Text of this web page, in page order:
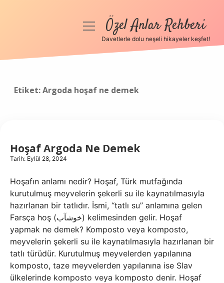
Anasayfa
menüyüÖzel Anlar Rehberi
Davetlerle dolu neşeli hikayeler keşfet!
Etiket:Argoda hoşaf ne demek
Hoşaf Argoda Ne Demek
Tarih: Eylül 28, 2024
Hoşafın anlamı nedir? Hoşaf, Türk mutfağında
kurutulmuş meyvelerin şekerli su ile kaynatılmasıyla
hazırlanan bir tatlıdır. İsmi, “tatlı su” anlamına gelen
Farsça hoş (خوشآب) kelimesinden gelir. Hoşaf
yapmak ne demek? Komposto veya komposto,
meyvelerin şekerli su ile kaynatılmasıyla hazırlanan bir
tatlı türüdür. Kurutulmuş meyvelerden yapılanına
komposto, taze meyvelerden yapılanına ise Slav
ülkelerinde komposto veya komposto denir. Hoşaf